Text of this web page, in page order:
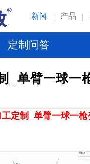
新闻 产品
定制问答
_单臂一球一
定制_单臂一球一